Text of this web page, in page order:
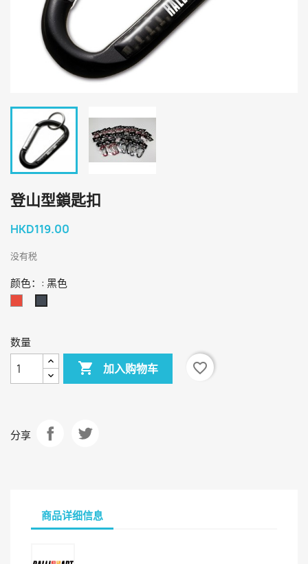
登山型鎖匙扣
HKD119.00
没有税
颜色：: 黑色
数量
 加入购物车 favorite_border
分享
商品详细信息